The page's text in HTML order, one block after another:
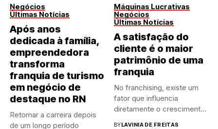
Negócios
Últimas Notícias
Após anos
dedicada à família,
empreendedora
transforma
franquia de turismo
em negócio de
destaque no RN
Retomar a carreira depois
de um longo período
Máquinas Lucrativas
Negócios
Últimas Notícias
A satisfação do
cliente é o maior
patrimônio de uma
franquia
No franchising, existe um
fator que influencia
diretamente o crescimento
BYLAVINIA DE FREITAS